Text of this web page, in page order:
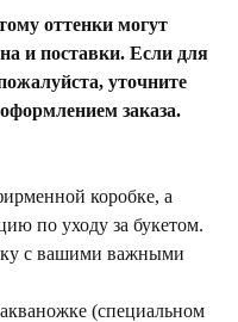
оттенки могут
и поставки. Если для
уточните
заказа.
коробке, а
по уходу за букетом.
с вашими важными
(специальном